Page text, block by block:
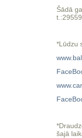
Šādā
*Lūdzu
šajā